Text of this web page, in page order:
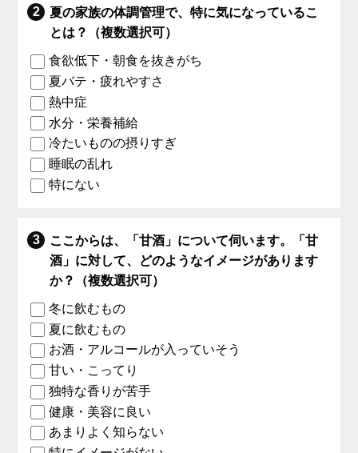
夏の家族の体調管理で、特に気になっているこ
とは？（複数選択可）
食欲低下・朝食を抜きがち
夏バテ・疲れやすさ
熱中症
水分・栄養補給
冷たいものの摂りすぎ
睡眠の乱れ
特にない
ここからは、「甘酒」について伺います。「甘
酒」に対して、どのようなイメージがあります
か？（複数選択可）
冬に飲むもの
夏に飲むもの
お酒・アルコールが入っていそう
甘い・こってり
独特な香りが苦手
健康・美容に良い
あまりよく知らない